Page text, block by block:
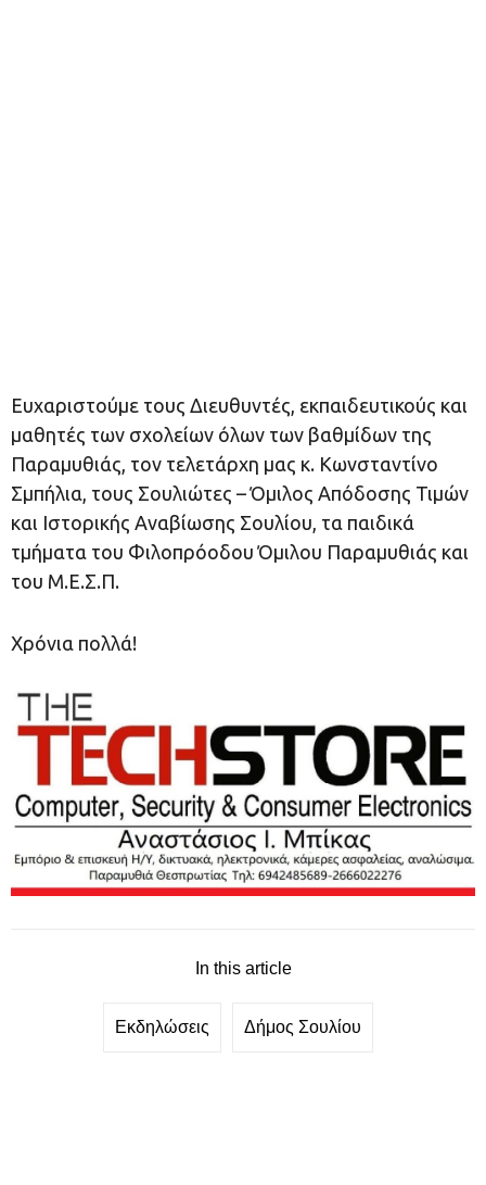
Ευχαριστούμε τους Διευθυντές, εκπαιδευτικούς και
μαθητές των σχολείων όλων των βαθμίδων της
Παραμυθιάς, τον τελετάρχη μας κ. Κωνσταντίνο
Σμπήλια, τους Σουλιώτες – Όμιλος Απόδοσης Τιμών
και Ιστορικής Αναβίωσης Σουλίου, τα παιδικά
τμήματα του Φιλοπρόοδου Όμιλου Παραμυθιάς και
του Μ.Ε.Σ.Π.
Χρόνια πολλά!
In this article
Εκδηλώσεις Δήμος Σουλίου